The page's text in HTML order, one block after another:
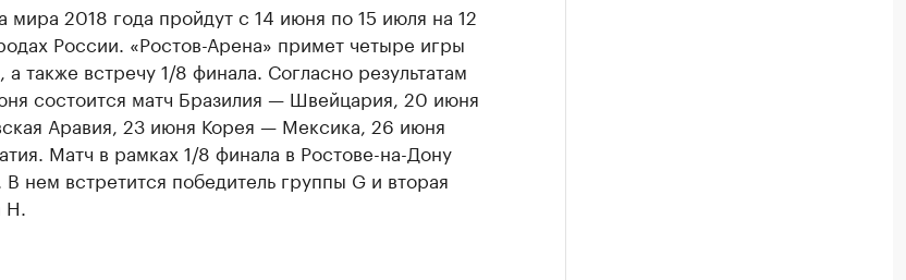
мира 2018 года пройдут с 14 июня по 15 июля на 12
России. «Ростов-Арена» примет четыре игры
а также встречу 1/8 финала. Согласно результатам
состоится матч Бразилия — Швейцария, 20 июня
Аравия, 23 июня Корея — Мексика, 26 июня
Матч в рамках 1/8 финала в Ростове-на-Дону
нем встретится победитель группы G и вторая